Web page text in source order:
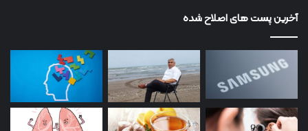
آخرین پست های اصلاح شده